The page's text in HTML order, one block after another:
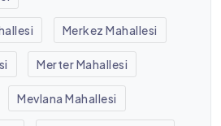
Merkez Mahallesi
Merter Mahallesi
Mevlana Mahallesi